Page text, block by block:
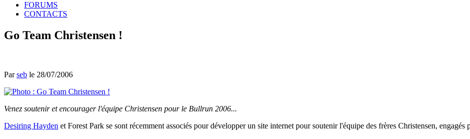
FORUMS
CONTACTS
Go Team Christensen !
Parseb le 28/07/2006
Venez soutenir et encourager l'équipe Christensen pour le Bullrun 2006...
Desiring Hayden et Forest Park se sont récemment associés pour développer un site internet pour soutenir l'équipe des frères Christensen,